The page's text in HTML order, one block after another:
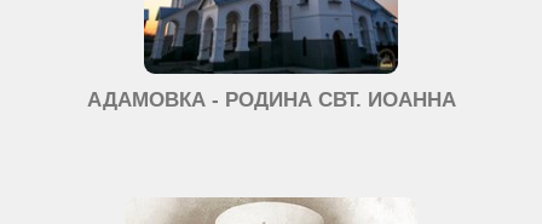
АДАМОВКА - РОДИНА СВТ. ИОАННА